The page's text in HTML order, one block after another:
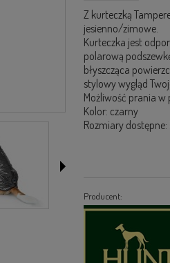
Z kurteczką
jesienno/zimowe.
Kurteczka jest
polarową
błyszcząca
stylowy wygląd
Możliwość prania
Kolor: czarny
Rozmiary
Producent: